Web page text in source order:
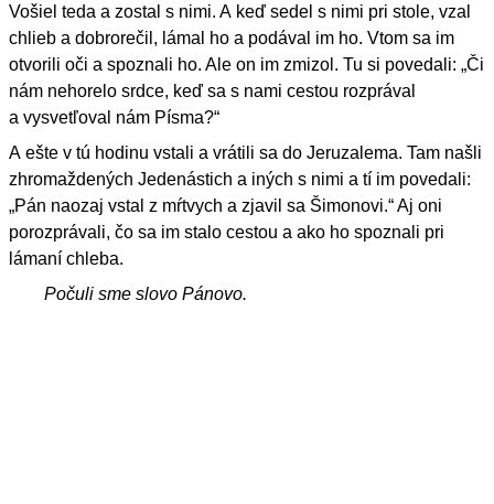
Vošiel teda a zostal s nimi. A keď sedel s nimi pri stole, vzal
chlieb a dobrorečil, lámal ho a podával im ho. Vtom sa im
otvorili oči a spoznali ho. Ale on im zmizol. Tu si povedali: „Či
nám nehorelo srdce, keď sa s nami cestou rozprával
a vysvetľoval nám Písma?“
A ešte v tú hodinu vstali a vrátili sa do Jeruzalema. Tam našli
zhromaždených Jedenástich a iných s nimi a tí im povedali:
„Pán naozaj vstal z mŕtvych a zjavil sa Šimonovi.“ Aj oni
porozprávali, čo sa im stalo cestou a ako ho spoznali pri
lámaní chleba.
Počuli sme slovo Pánovo.